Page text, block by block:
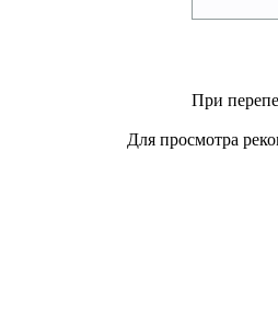
При
Для просмотра